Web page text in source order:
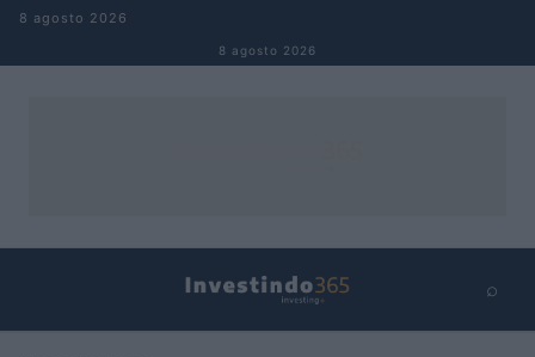
Pular para o conteúdo
8 agosto 2026
8 agosto 2026
⌕